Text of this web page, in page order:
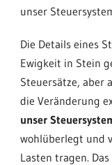
unser
Die Details eines
Ewigkeit in Stein
Steuersätze, aber
die Veränderung
unser
wohlüberlegt und
Lasten tragen.